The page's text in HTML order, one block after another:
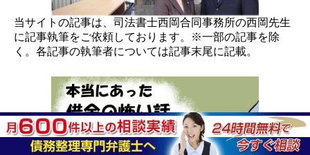
当サイトの記事は、司法書士西岡合同事務所の西岡先生
に記事執筆をご依頼しております。※一部の記事を除
く。各記事の執筆者については記事末尾に記載。